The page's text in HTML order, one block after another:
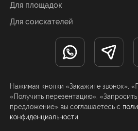
Для площадок
Для соискателей
Нажимая кнопки «Закажите звонок»,
«Получить перезентацию»,
предложение» вы соглашаетесь с
конфиденциальности